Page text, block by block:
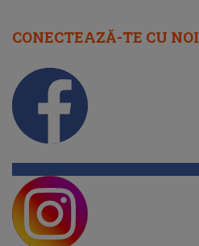
CONECTEAZĂ-TE CU NOI